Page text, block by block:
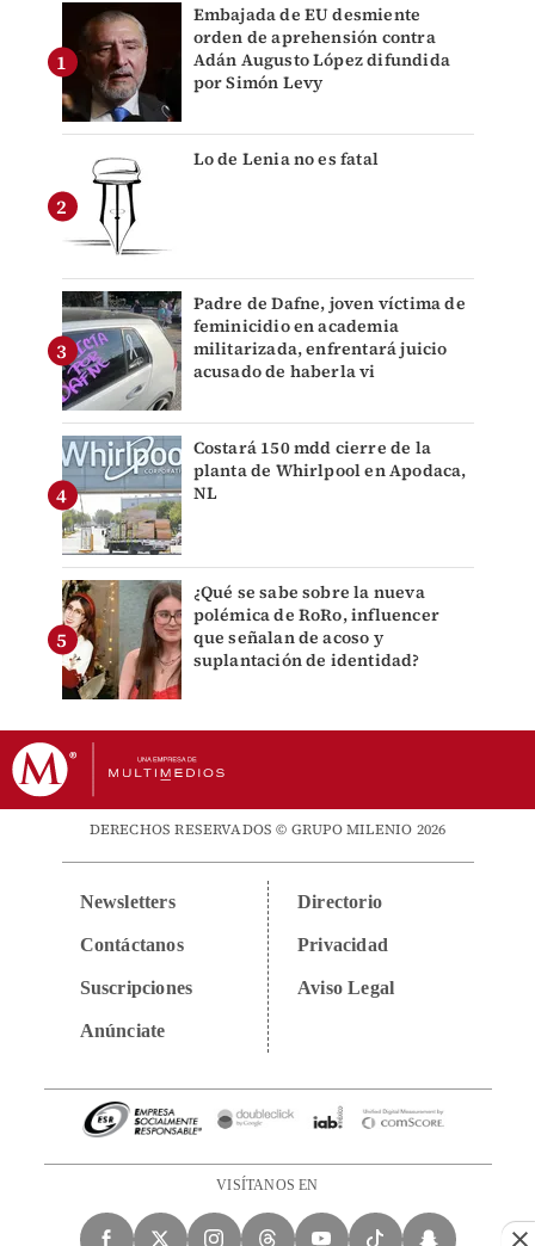
Embajada de EU desmiente
orden de aprehensión contra
Adán Augusto López difundida
por Simón Levy
Lo de Lenia no es fatal
Padre de Dafne, joven víctima de
feminicidio en academia
militarizada, enfrentará juicio
acusado de haberla vi
Costará 150 mdd cierre de la
planta de Whirlpool en Apodaca,
NL
¿Qué se sabe sobre la nueva
polémica de RoRo, influencer
que señalan de acoso y
suplantación de identidad?
DERECHOS RESERVADOS © GRUPO MILENIO 2026
Newsletters
Contáctanos
Suscripciones
Anúnciate
Directorio
Privacidad
Aviso Legal
VISÍTANOS EN